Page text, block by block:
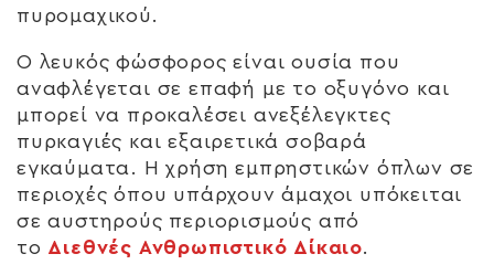
πυρομαχικού.
Ο λευκός φώσφορος είναι ουσία που
αναφλέγεται σε επαφή με το οξυγόνο και
μπορεί να προκαλέσει ανεξέλεγκτες
πυρκαγιές και εξαιρετικά σοβαρά
εγκαύματα. Η χρήση εμπρηστικών όπλων σε
περιοχές όπου υπάρχουν άμαχοι υπόκειται
σε αυστηρούς περιορισμούς από
το Διεθνές Ανθρωπιστικό Δίκαιο.